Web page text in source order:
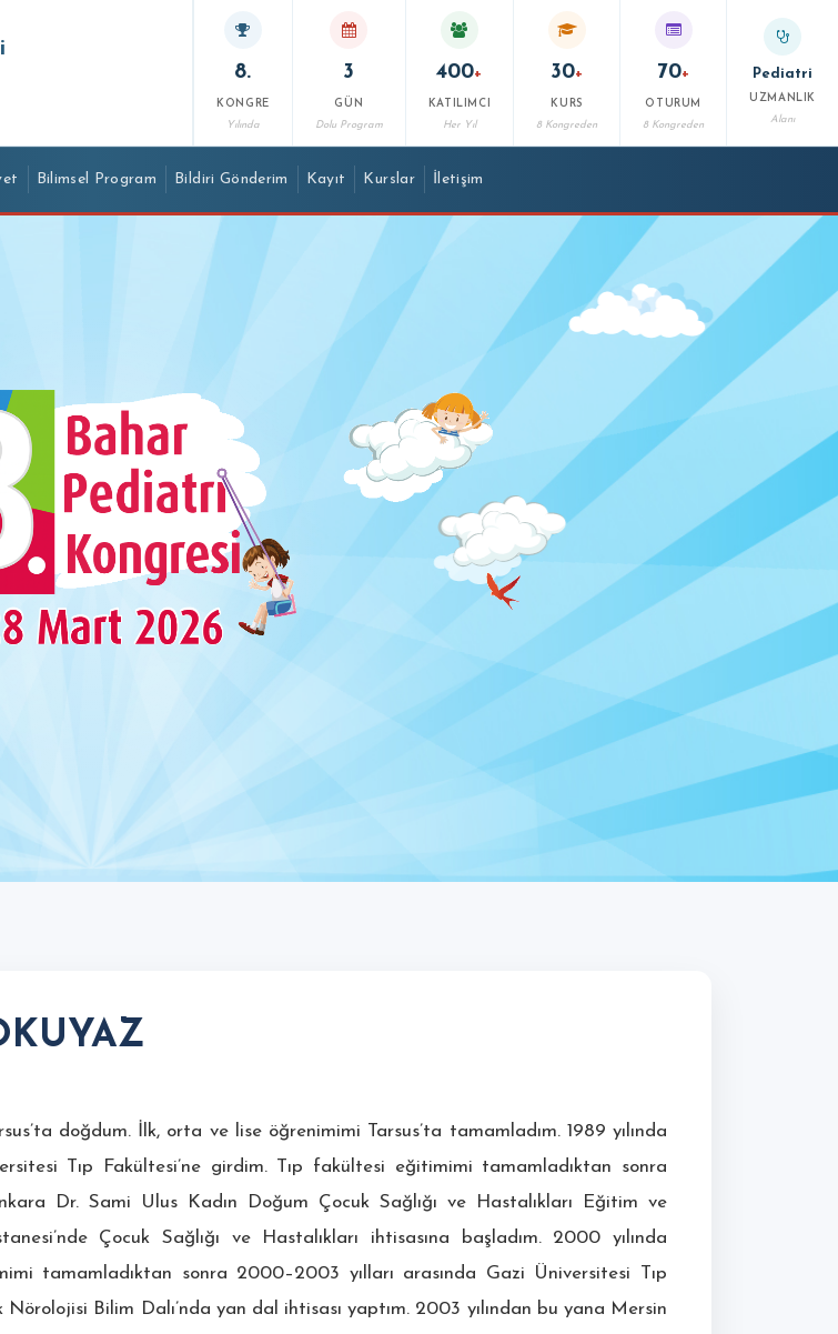
8.
KONGRE
Yılında
3
GÜN
Dolu Program
400+
KATILIMCI
Her Yıl
30+
KURS
8 Kongreden
70+
OTURUM
8 Kongreden
Pediatri
UZMANLIK
Alanı
Bilimsel Program Bildiri Gönderim Kayıt Kurslar İletişim
doğdum. İlk, orta ve lise öğrenimimi Tarsus’ta tamamladım. 1989 yılında
Tıp Fakültesi’ne girdim. Tıp fakültesi eğitimimi tamamladıktan sonra
Dr. Sami Ulus Kadın Doğum Çocuk Sağlığı ve Hastalıkları Eğitim ve
Çocuk Sağlığı ve Hastalıkları ihtisasına başladım. 2000 yılında
tamamladıktan sonra 2000–2003 yılları arasında Gazi Üniversitesi Tıp
Nörolojisi Bilim Dalı’nda yan dal ihtisası yaptım. 2003 yılından bu yana Mersin